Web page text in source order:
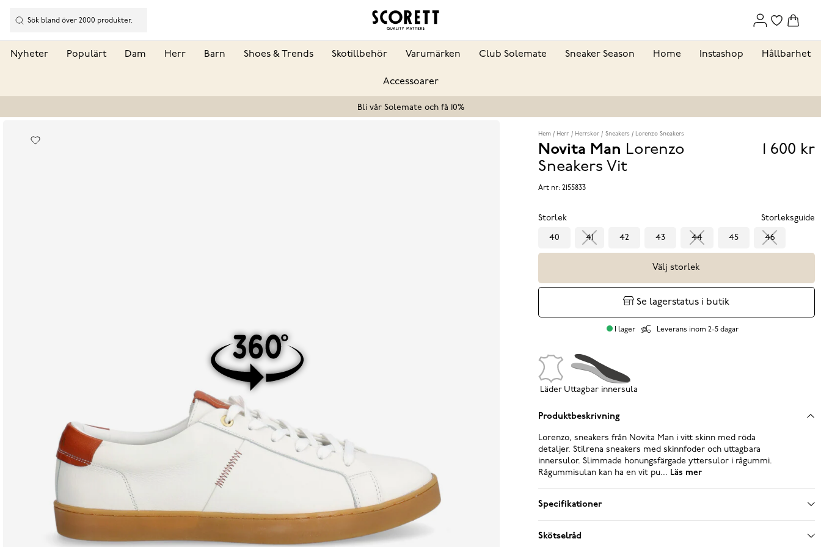
Nyheter Populärt Dam Herr Barn Shoes & Trends Skotillbehör Varumärken Club Solemate Sneaker Season Home Instashop Hållbarhet
Accessoarer
Bli vår Solemate och få 10%
Hem Herr Herrskor Sneakers Lorenzo Sneakers
Novita Man Lorenzo
Sneakers Vit
Pris
1 600 kr
Art nr: 2155833
Storlek Storleksguide
40 41 42 43 44 45 46
Välj storlek
Se lagerstatus i butik
I lager Leverans inom 2-5 dagar
Läder Uttagbar innersula
Produktbeskrivning
Lorenzo, sneakers från Novita Man i vitt skinn med röda
detaljer. Stilrena sneakers med skinnfoder och uttagbara
innersulor. Slimmade honungsfärgade yttersulor i rågummi.
Rågummisulan kan ha en vit pu... Läs mer
Specifikationer
Skötselråd